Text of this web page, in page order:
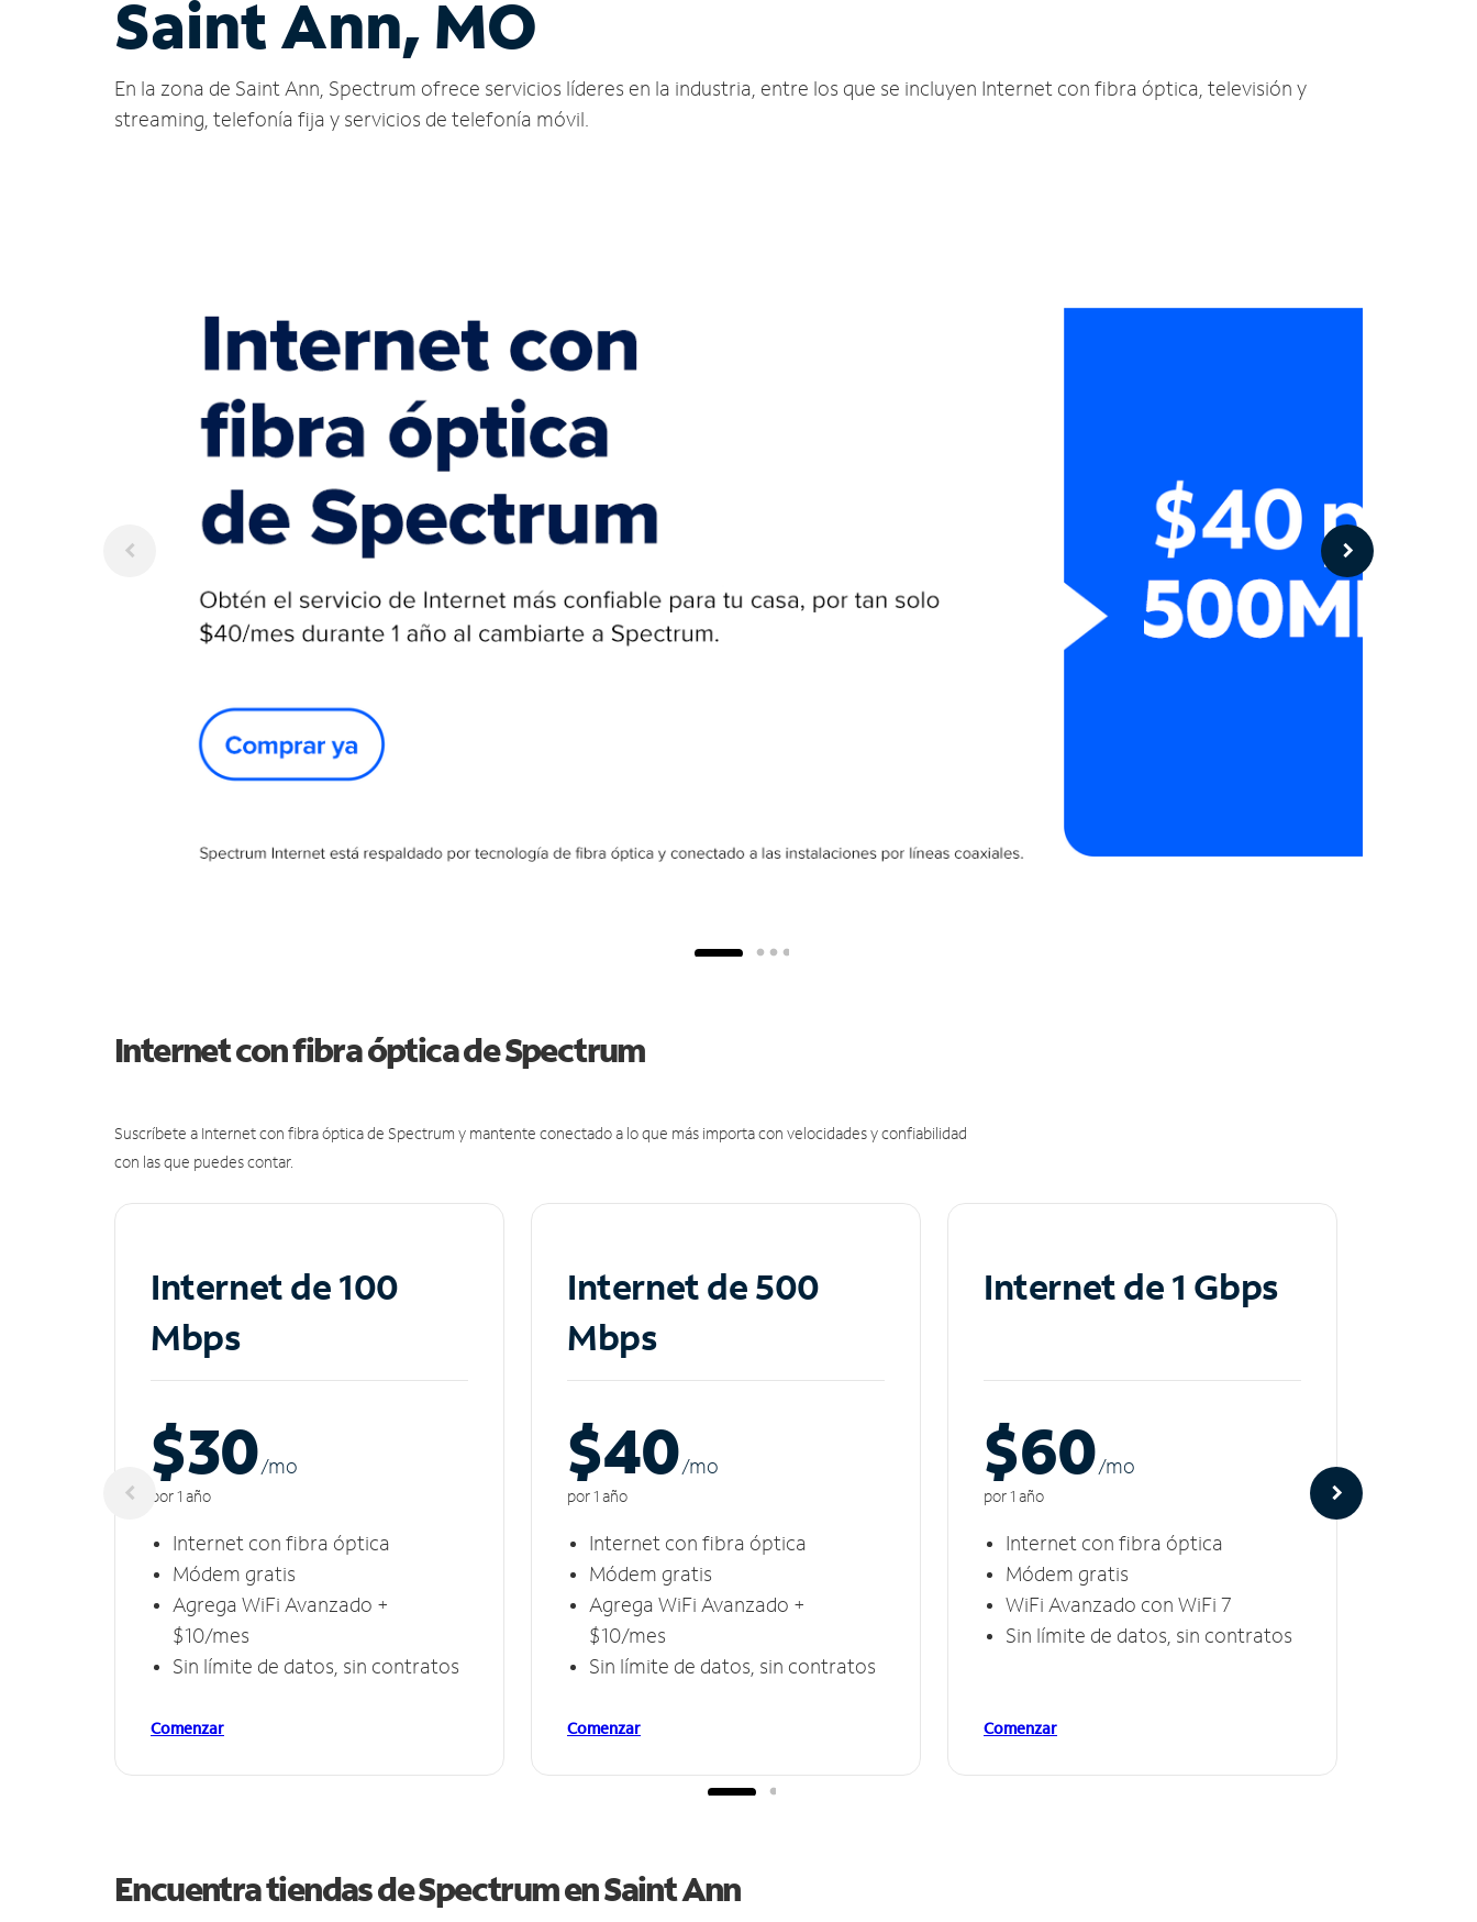
Saint Ann, MO
En la zona de Saint Ann, Spectrum ofrece servicios líderes en la industria, entre los que se incluyen Internet con fibra óptica, televisión y
streaming, telefonía fija y servicios de telefonía móvil.
Internet con fibra óptica de Spectrum
Suscríbete a Internet con fibra óptica de Spectrum y mantente conectado a lo que más importa con velocidades y confiabilidad
con las que puedes contar.
Internet de 100
Mbps
$30/mo
por 1 año
Internet con fibra óptica
Módem gratis
Agrega WiFi Avanzado +
$10/mes
Sin límite de datos, sin contratos
Comenzar
Internet de 500
Mbps
$40/mo
por 1 año
Internet con fibra óptica
Módem gratis
Agrega WiFi Avanzado +
$10/mes
Sin límite de datos, sin contratos
Comenzar
Internet de 1 Gbps
$60/mo
por 1 año
Internet con fibra óptica
Módem gratis
WiFi Avanzado con WiFi 7
Sin límite de datos, sin contratos
Comenzar
Encuentra tiendas de Spectrum enSaint Ann